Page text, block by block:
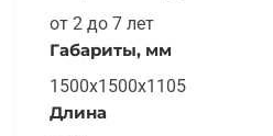
от 2 до 7 лет
Габариты, мм
1500х1500х1105
Длина